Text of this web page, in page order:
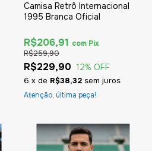
Camisa Retrô Internacional
1995 Branca Oficial
R$229,90
R$259,90
12% OFF
6 x de R$38,32 sem juros
R$206,91 com Pix
Atenção, última peça!